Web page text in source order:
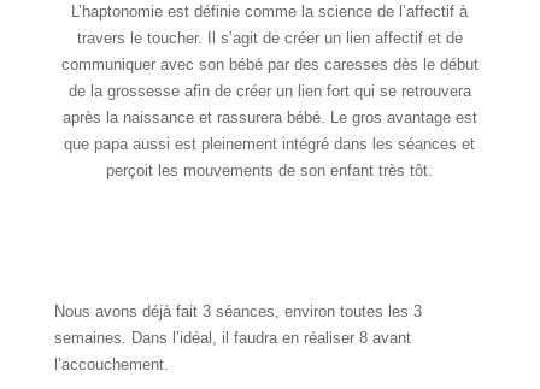
L’haptonomie est définie comme la science de l’affectif à
travers le toucher. Il s’agit de créer un lien affectif et de
communiquer avec son bébé par des caresses dès le début
de la grossesse afin de créer un lien fort qui se retrouvera
après la naissance et rassurera bébé. Le gros avantage est
que papa aussi est pleinement intégré dans les séances et
perçoit les mouvements de son enfant très tôt.
Nous avons déjà fait 3 séances, environ toutes les 3
semaines. Dans l’idéal, il faudra en réaliser 8 avant
l’accouchement.